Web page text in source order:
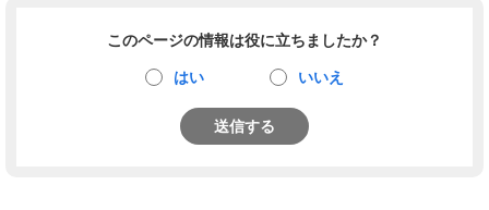
このページの情報は役に立ちましたか？
はい いいえ
送信する